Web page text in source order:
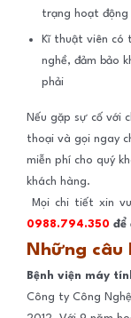
trạng hoạt
Kĩ thuật viên có
nghề, đảm bảo
phải
Nếu gặp sự cố với
thoại và gọi ngay
miễn phí cho quý
khách hàng.
Mọi chi tiết xin
0988.794.350 để
Những câu
Bệnh viện máy
Công ty Công